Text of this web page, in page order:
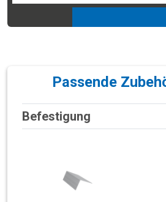
Passende
Befestigung